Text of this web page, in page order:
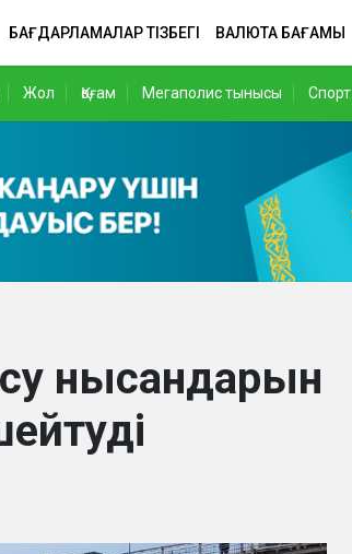
БАҒДАРЛАМАЛАР ТІЗБЕГІ ВАЛЮТА БАҒАМЫ
Жол Қоғам Мегаполис тынысы Спорт
су нысандарын